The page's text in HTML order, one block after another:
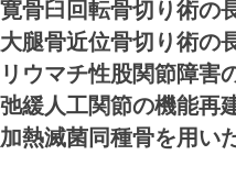
寛骨臼回転骨切り術の
大腿骨近位骨切り術の
リウマチ性股関節障害
弛緩人工関節の機能再
加熱滅菌同種骨を用い